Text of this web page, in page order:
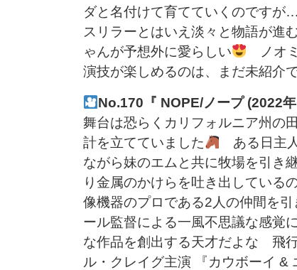
ダと名付けて育てていくのですが
スリラーとはいえ淡々と物語が進
ゃんが予想外に愛らしい
ノオ
演技が楽しめるのは、まだ未紹介
No.170『 NOPE/ノープ (2022
舞台は恐らくカリフォルニア州の
計を立てていました
ある日主
ながら妹のエムと共に牧場を引き
り金属のかけらを吐き出している
像機器のプロである2人の仲間を
ール監督による一風不思議な感覚
な作品を創出する天才だよな 飛
ル・クレイグ主演 『カウボーイ &